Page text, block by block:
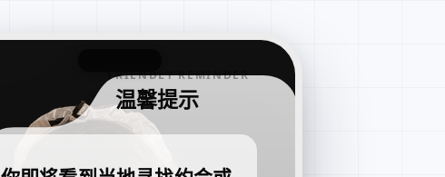
FRIENDLY REMINDER
温馨提示